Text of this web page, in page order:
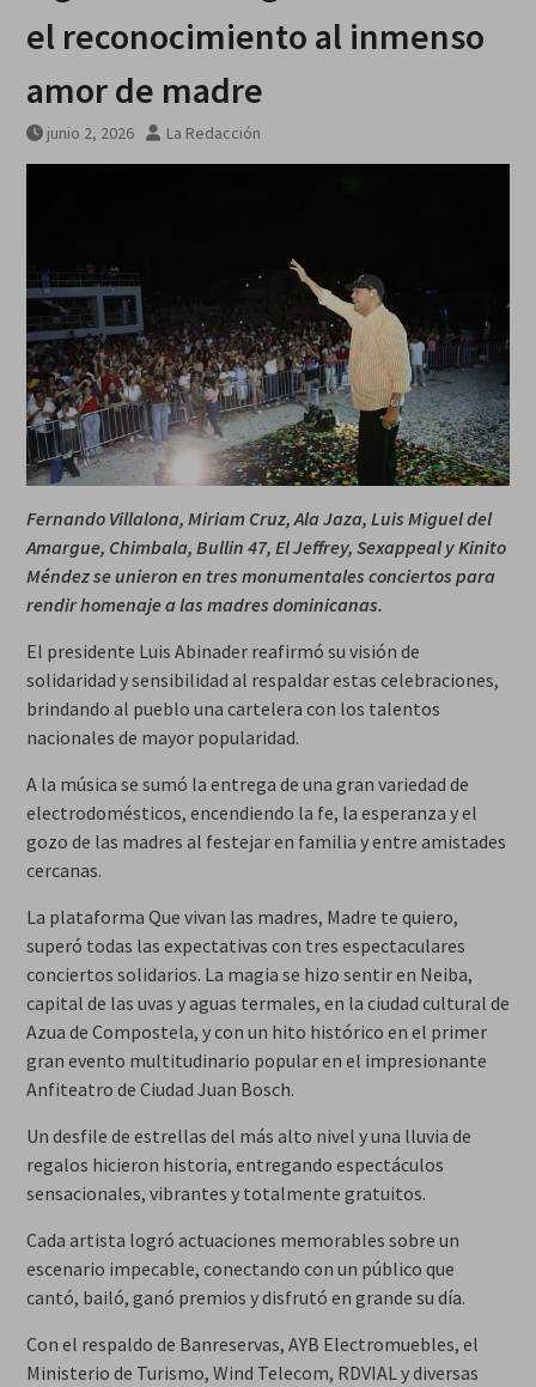
el reconocimiento al inmenso
amor de madre
junio 2, 2026 La Redacción
Fernando Villalona, Miriam Cruz, Ala Jaza, Luis Miguel del
Amargue, Chimbala, Bullin 47, El Jeffrey, Sexappeal y Kinito
Méndez se unieron en tres monumentales conciertos para
rendir homenaje a las madres dominicanas.
El presidente Luis Abinader reafirmó su visión de
solidaridad y sensibilidad al respaldar estas celebraciones,
brindando al pueblo una cartelera con los talentos
nacionales de mayor popularidad.
A la música se sumó la entrega de una gran variedad de
electrodomésticos, encendiendo la fe, la esperanza y el
gozo de las madres al festejar en familia y entre amistades
cercanas.
La plataforma Que vivan las madres, Madre te quiero,
superó todas las expectativas con tres espectaculares
conciertos solidarios. La magia se hizo sentir en Neiba,
capital de las uvas y aguas termales, en la ciudad cultural de
Azua de Compostela, y con un hito histórico en el primer
gran evento multitudinario popular en el impresionante
Anfiteatro de Ciudad Juan Bosch.
Un desfile de estrellas del más alto nivel y una lluvia de
regalos hicieron historia, entregando espectáculos
sensacionales, vibrantes y totalmente gratuitos.
Cada artista logró actuaciones memorables sobre un
escenario impecable, conectando con un público que
cantó, bailó, ganó premios y disfrutó en grande su día.
Con el respaldo de Banreservas, AYB Electromuebles, el
Ministerio de Turismo, Wind Telecom, RDVIAL y diversas